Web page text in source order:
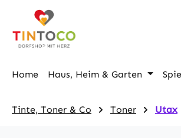
Hauptinhalt springen
Zur Suche springen
Zur Hauptnavigation springen
Home Haus, Heim & Garten
Tinte, Toner & Co Toner Utax